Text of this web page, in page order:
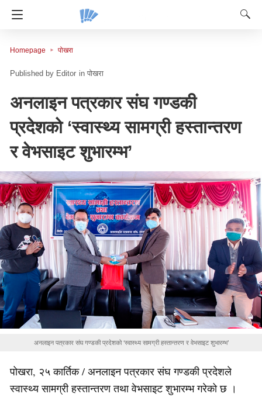
Homepage पोखरा
Editor in पोखरा
अनलाइन पत्रकार संघ गण्डकी
प्रदेशको ‘स्वास्थ्य सामग्री हस्तान्तरण
र वेभसाइट शुभारम्भ’
अनलाइन पत्रकार संघ गण्डकी प्रदेशको ‘स्वास्थ्य सामग्री हस्तान्तरण र वेभसाइट शुभारम्भ’
पोखरा, २५ कार्तिक / अनलाइन पत्रकार संघ गण्डकी प्रदेशले
स्वास्थ्य सामग्री हस्तान्तरण तथा वेभसाइट शुभारम्भ गरेको छ ।